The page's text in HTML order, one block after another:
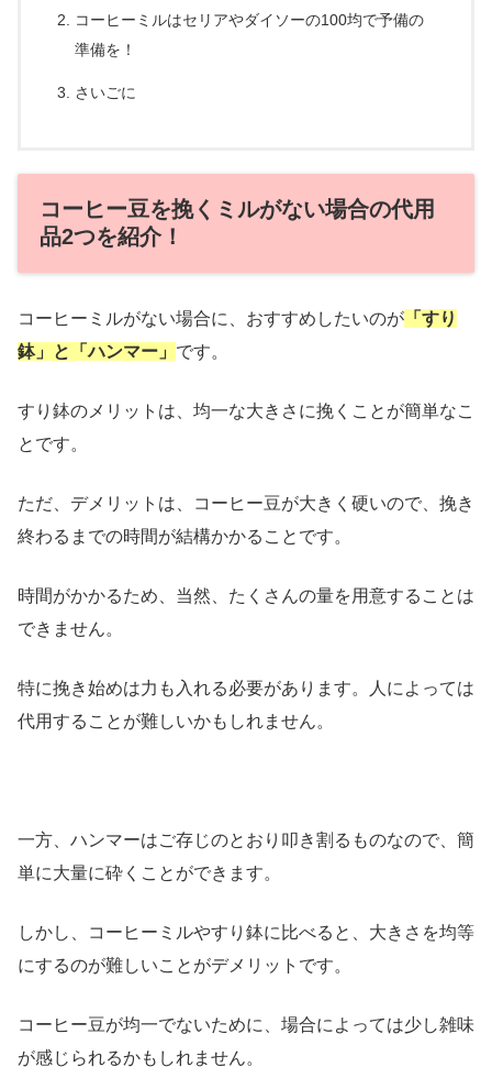
コーヒーミルはセリアやダイソーの100均で予備の
準備を！
さいごに
コーヒー豆を挽くミルがない場合の代用
品2つを紹介！
コーヒーミルがない場合に、おすすめしたいのが 「すり
鉢」と「ハンマー」 です。
すり鉢のメリットは、均一な大きさに挽くことが簡単なこ
とです。
ただ、デメリットは、コーヒー豆が大きく硬いので、挽き
終わるまでの時間が結構かかることです。
時間がかかるため、当然、たくさんの量を用意することは
できません。
特に挽き始めは力も入れる必要があります。人によっては
代用することが難しいかもしれません。
一方、ハンマーはご存じのとおり叩き割るものなので、簡
単に大量に砕くことができます。
しかし、コーヒーミルやすり鉢に比べると、大きさを均等
にするのが難しいことがデメリットです。
コーヒー豆が均一でないために、場合によっては少し雑味
が感じられるかもしれません。